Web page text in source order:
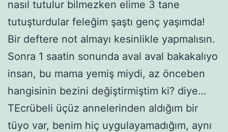
nasıl tutulur bilmezken elime 3 tane
tutuşturdular feleğim şaştı genç yaşımda!
Bir deftere not almayı kesinlikle yapmalısın.
Sonra 1 saatin sonunda aval aval bakakalıyo
insan, bu mama yemiş miydi, az önceben
hangisinin bezini değiştirmiştim ki? diye…
TEcrübeli üçüz annelerinden aldığım bir
tüyo var, benim hiç uygulayamadığım, aynı